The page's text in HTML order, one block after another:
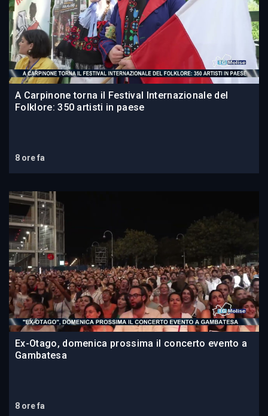
A Carpinone torna il Festival Internazionale del
Folklore: 350 artisti in paese
8 ore fa
Ex-Otago, domenica prossima il concerto evento a
Gambatesa
8 ore fa